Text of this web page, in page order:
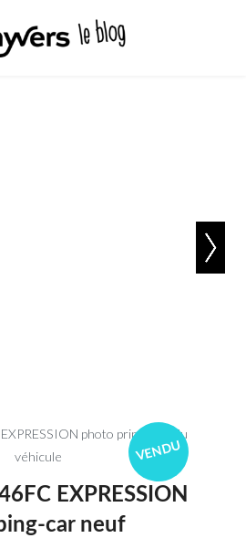
VENDU
EXPRESSION
car neuf